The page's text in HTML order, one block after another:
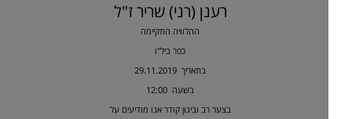
רענן (רני) שריר ז"ל
ההלוויה התקיימה
כפר ביל"ו
29.11.2019 בתאריך
בצער רב וביגון קודר אנו מודיעים על